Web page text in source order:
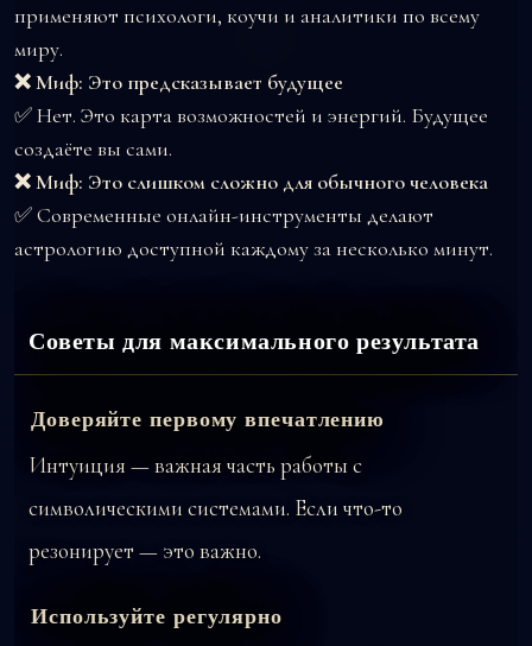
применяют психологи, коучи и аналитики по всему
миру.
❌ Миф: Это предсказывает будущее
✅ Нет. Это карта возможностей и энергий. Будущее
создаёте вы сами.
❌ Миф: Это слишком сложно для обычного человека
✅ Современные онлайн-инструменты делают
астрологию доступной каждому за несколько минут.
Советы для максимального результата
Доверяйте первому впечатлению
Интуиция — важная часть работы с
символическими системами. Если что-то
резонирует — это важно.
Используйте регулярно